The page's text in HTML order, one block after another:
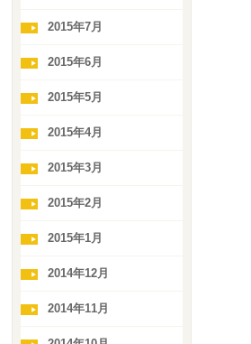
2015年7月
2015年6月
2015年5月
2015年4月
2015年3月
2015年2月
2015年1月
2014年12月
2014年11月